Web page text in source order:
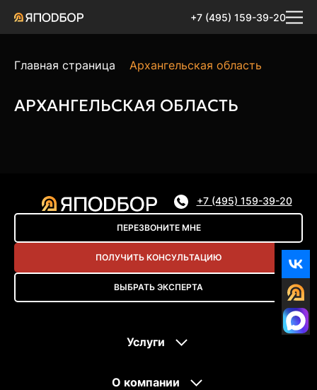
+7 (495) 159-39-20
Главная страница Архангельская область
АРХАНГЕЛЬСКАЯ ОБЛАСТЬ
+7 (495) 159-39-20
ПЕРЕЗВОНИТЕ МНЕ
ПОЛУЧИТЬ КОНСУЛЬТАЦИЮ
ВЫБРАТЬ ЭКСПЕРТА
Услуги
О компании